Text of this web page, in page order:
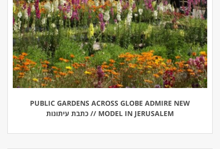
PUBLIC GARDENS ACROSS GLOBE ADMIRE NEW
MODEL IN JERUSALEM // כתבת עיתונות